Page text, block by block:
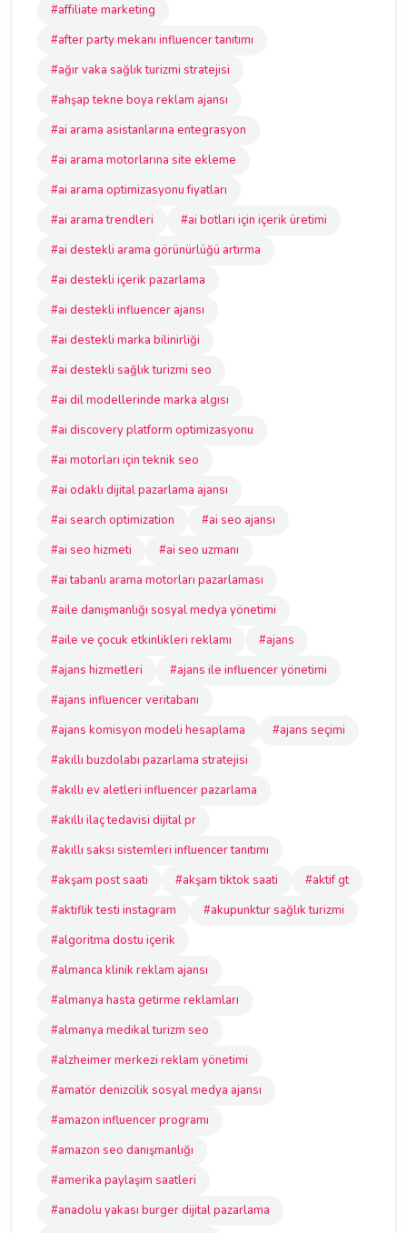
#affiliate marketing
#after party mekanı influencer tanıtımı
#ağır vaka sağlık turizmi stratejisi
#ahşap tekne boya reklam ajansı
#ai arama asistanlarına entegrasyon
#ai arama motorlarına site ekleme
#ai arama optimizasyonu fiyatları
#ai arama trendleri
#ai botları için içerik üretimi
#ai destekli arama görünürlüğü artırma
#ai destekli içerik pazarlama
#ai destekli influencer ajansı
#ai destekli marka bilinirliği
#ai destekli sağlık turizmi seo
#ai dil modellerinde marka algısı
#ai discovery platform optimizasyonu
#ai motorları için teknik seo
#ai odaklı dijital pazarlama ajansı
#ai search optimization
#ai seo ajansı
#ai seo hizmeti
#ai seo uzmanı
#ai tabanlı arama motorları pazarlaması
#aile danışmanlığı sosyal medya yönetimi
#aile ve çocuk etkinlikleri reklamı
#ajans
#ajans hizmetleri
#ajans ile influencer yönetimi
#ajans influencer veritabanı
#ajans komisyon modeli hesaplama
#ajans seçimi
#akıllı buzdolabı pazarlama stratejisi
#akıllı ev aletleri influencer pazarlama
#akıllı ilaç tedavisi dijital pr
#akıllı saksı sistemleri influencer tanıtımı
#akşam post saati
#akşam tiktok saati
#aktif gt
#aktiflik testi instagram
#akupunktur sağlık turizmi
#algoritma dostu içerik
#almanca klinik reklam ajansı
#almanya hasta getirme reklamları
#almanya medikal turizm seo
#alzheimer merkezi reklam yönetimi
#amatör denizcilik sosyal medya ajansı
#amazon influencer programı
#amazon seo danışmanlığı
#amerika paylaşım saatleri
#anadolu yakası burger dijital pazarlama